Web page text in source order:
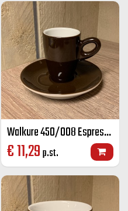
Walkure 450/008 Espresso K+S kleur 8 cl
€11,29p.st.